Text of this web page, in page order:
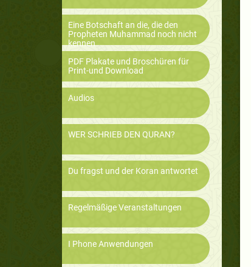
Eine Botschaft an die, die den
Propheten Muhammad noch nicht
kennen
PDF Plakate und Broschüren für
Print-und Download
Audios
WER SCHRIEB DEN QURAN?
Du fragst und der Koran antwortet
Regelmäßige Veranstaltungen
I Phone Anwendungen